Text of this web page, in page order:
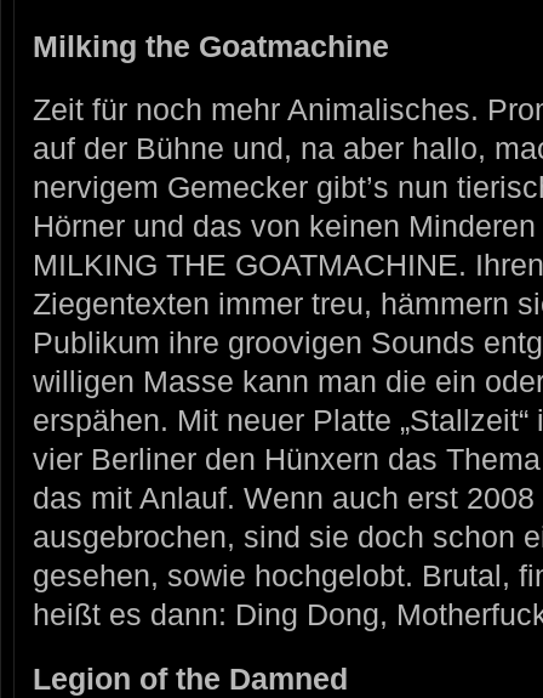
Milking the Goatmachine
Zeit für noch mehr Animalisches.
auf der Bühne und, na aber hallo,
nervigem Gemecker gibt’s nun
Hörner und das von keinen
MILKING THE GOATMACHINE.
Ziegentexten immer treu, hämmern
Publikum ihre groovigen Sounds
willigen Masse kann man die ein
erspähen. Mit neuer Platte
vier Berliner den Hünxern das
das mit Anlauf. Wenn auch erst
ausgebrochen, sind sie doch schon
gesehen, sowie hochgelobt. Brutal,
heißt es dann: Ding Dong,
Legion of the Damned